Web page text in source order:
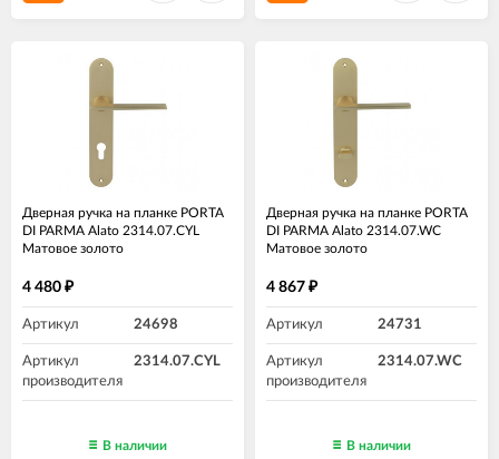
Дверная ручка на планке PORTA
DI PARMA Alato 2314.07.CYL
Матовое золото
4 480 ₽
Артикул 24698
Артикул
производителя
2314.07.CYL
В наличии
Дверная ручка на планке PORTA
DI PARMA Alato 2314.07.WC
Матовое золото
4 867 ₽
Артикул 24731
Артикул
производителя
2314.07.WC
В наличии